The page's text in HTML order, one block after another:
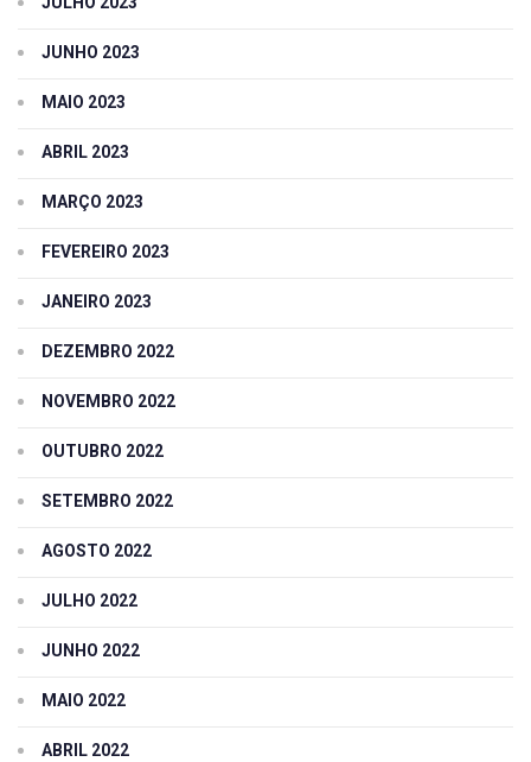
JUNHO 2023
MAIO 2023
ABRIL 2023
MARÇO 2023
FEVEREIRO 2023
JANEIRO 2023
DEZEMBRO 2022
NOVEMBRO 2022
OUTUBRO 2022
SETEMBRO 2022
AGOSTO 2022
JULHO 2022
JUNHO 2022
MAIO 2022
ABRIL 2022